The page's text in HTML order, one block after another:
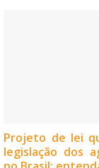
Projeto de lei
legislação dos